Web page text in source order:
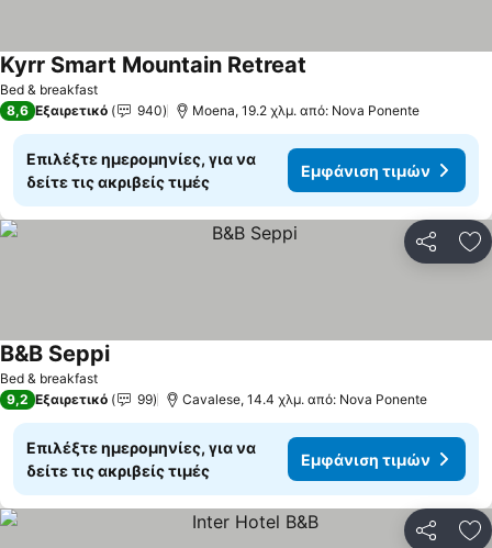
Bed & breakfast
Kyrr Smart Mountain Retreat
8,6 Εξαιρετικό 940 Moena, 19.2 χλμ. από: Nova Ponente
Επιλέξτε ημερομηνίες, για να
δείτε τις ακριβείς τιμές
Εμφάνιση τιμών
Bed & breakfast
B&B SeppiΕμφάνιση τιμών
9,2 Εξαιρετικό 99 Cavalese, 14.4 χλμ. από: Nova Ponente
Επιλέξτε ημερομηνίες, για να
δείτε τις ακριβείς τιμές
Εμφάνιση τιμών